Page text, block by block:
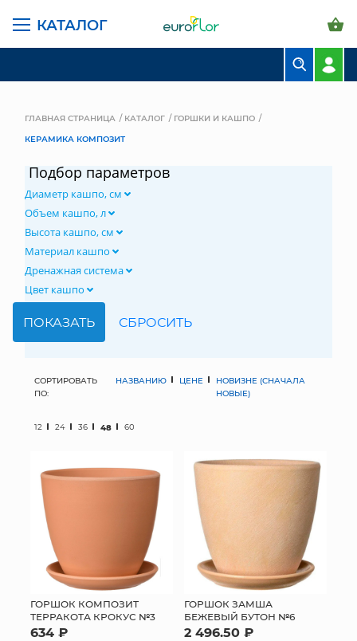
КАТАЛОГ
СВАДЕБНАЯ ФЛОРИСТИКА
МЯГКИЕ ИГРУШКИ
СУНДУКИ
ИСКУССТВЕННЫЕ ЦВЕТЫ
ПАКЕТЫ И СУМКИ
ТОРГОВЫЙ ЦЕНТР
ГЛАВНАЯ СТРАНИЦА КАТАЛОГ
ГОРШКИ И КАШПО
КЕРАМИКА КОМПОЗИТ
Подбор параметров
Диаметр кашпо, см
Объем кашпо, л
Высота кашпо, см
Материал кашпо
Дренажная система
Цвет кашпо
СОРТИРОВАТЬ
ПО:
НАЗВАНИЮ ЦЕНЕ
НОВИЗНЕ (СНАЧАЛА
НОВЫЕ)
12 24 36 48 60
ГОРШОК КОМПОЗИТ
ТЕРРАКОТА КРОКУС №3
634 ₽
ГОРШОК ЗАМША
БЕЖЕВЫЙ БУТОН №6
2 496.50 ₽